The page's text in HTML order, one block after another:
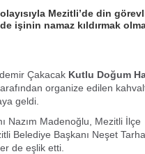
Mezitli’de din
namaz kıldırmak
Çakacak Kutlu Doğum
organize edilen
geldi.
Nazım Madenoğlu, Mezitli İlçe
Belediye Başkanı Neşet
de eşlik etti.